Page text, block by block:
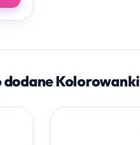
Kolorowanki